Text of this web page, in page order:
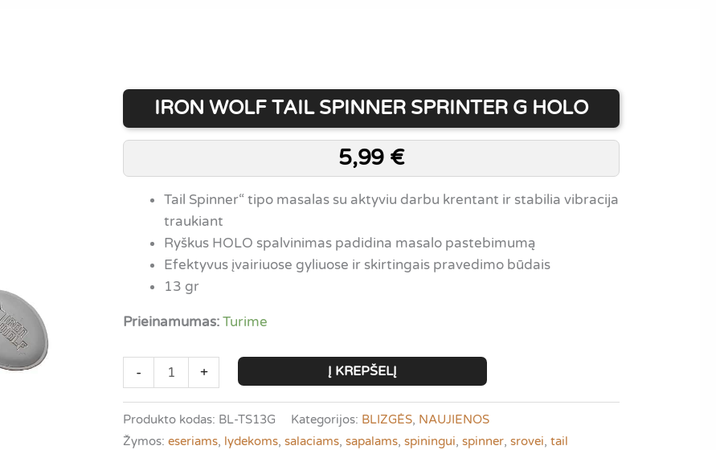
IRON WOLF TAIL SPINNER SPRINTER G HOLO
5,99 €
Tail Spinner“ tipo masalas su aktyviu darbu krentant ir stabilia vibracija
traukiant
Ryškus HOLO spalvinimas padidina masalo pastebimumą
Efektyvus įvairiuose gyliuose ir skirtingais pravedimo būdais
13 gr
Prieinamumas: Turime
-
produkto
kiekis:
Wolf
+ Į KREPŠELĮ
Produkto kodas: BL-TS13G Kategorijos: BLIZGĖS, NAUJIENOS
Žymos: eseriams, lydekoms, salaciams, sapalams, spiningui spinner, srovei tail